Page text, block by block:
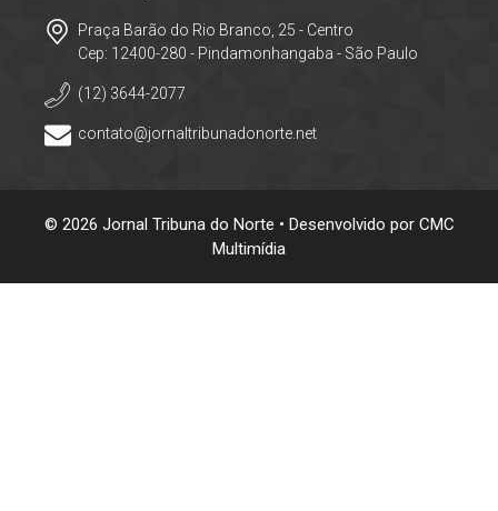
Praça Barão do Rio Branco, 25 - Centro
Cep: 12400-280 - Pindamonhangaba - São Paulo
(12) 3644-2077
contato@jornaltribunadonorte.net
© 2026 Jornal Tribuna do Norte • Desenvolvido por CMC
Multimídia